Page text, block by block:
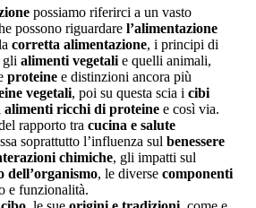
possiamo riferirci a un vasto
possono riguardare l’alimentazione
corretta alimentazione, i principi di
gli alimenti vegetali e quelli animali,
proteine e distinzioni ancora più
vegetali, poi su questa scia i cibi
alimenti ricchi di proteine e così via.
rapporto tra cucina e salute
soprattutto l’influenza sul benessere
chimiche, gli impatti sul
dell’organismo, le diverse componenti
e funzionalità.